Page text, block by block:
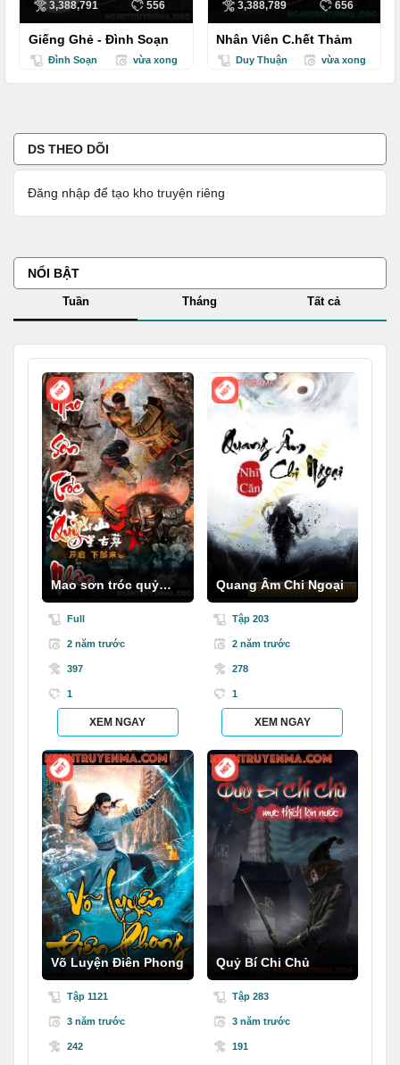
3,388,791 556
Giếng Ghẻ - Đình Soạn
Đình Soạn vừa xong
3,388,789 656
Nhân Viên C.hết Thảm
Duy Thuận vừa xong
DS THEO DÕI
Đăng nhập để tạo kho truyện riêng
NỔI BẬT
Tuần Tháng Tất cả
Mao sơn tróc quỷ
nhânFull
2 năm trước
397
1
XEM NGAY
Quang Âm Chi Ngoại
Tập 203
2 năm trước
278
1
XEM NGAY
Võ Luyện Điên Phong
Tập 1121
3 năm trước
242
Quỷ Bí Chi Chủ
Tập 283
3 năm trước
191